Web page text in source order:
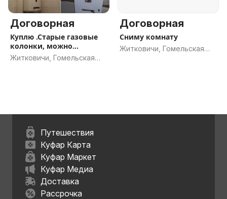
Договорная
Куплю .Старые газовые
колонки, можно
нерабочее
Житковичи, Гомельская
Договорная
Сниму комнату
Житковичи, Гомельская
Путешествия
Куфар Карта
Куфар Маркет
Куфар Медиа
Доставка
Рассрочка